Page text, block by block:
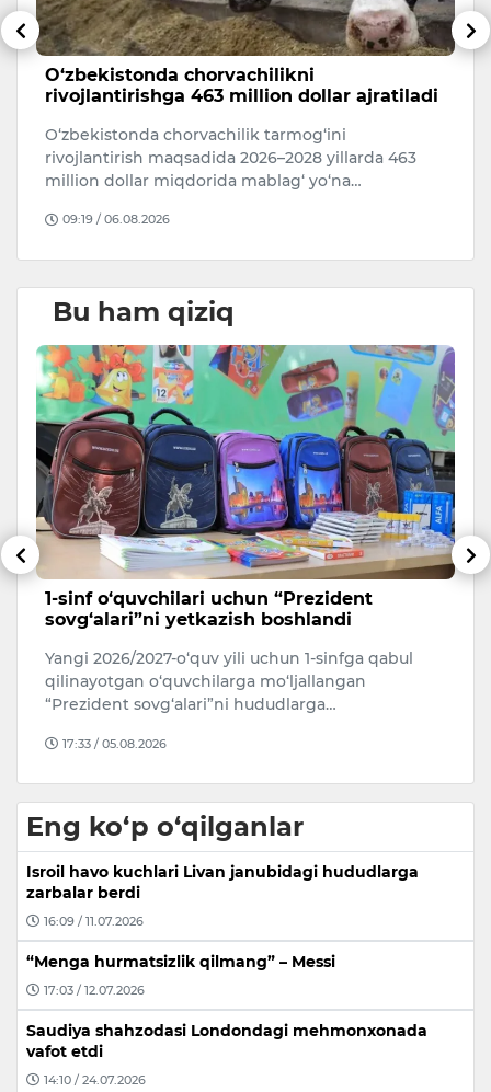
O‘zbekistonda chorvachilikni
rivojlantirishga 463 million dollar ajratiladi
O‘zbekistonda chorvachilik tarmog‘ini
rivojlantirish maqsadida 2026–2028 yillarda 463
million dollar miqdorida mablag‘ yo‘na…
09:19 / 06.08.2026
Bu ham qiziq
1-sinf o‘quvchilari uchun “Prezident
sovg‘alari”ni yetkazish boshlandi
Yangi 2026/2027-o‘quv yili uchun 1-sinfga qabul
qilinayotgan o‘quvchilarga mo‘ljallangan
“Prezident sovg‘alari”ni hududlarga…
17:33 / 05.08.2026
Eng ko‘p o‘qilganlar
Isroil havo kuchlari Livan janubidagi hududlarga
zarbalar berdi
16:09 / 11.07.2026
“Menga hurmatsizlik qilmang” – Messi
17:03 / 12.07.2026
Saudiya shahzodasi Londondagi mehmonxonada
vafot etdi
14:10 / 24.07.2026